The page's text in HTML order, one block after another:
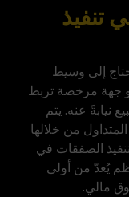
تنفيذ
إلى وسيط
جهة مرخصة تربط
نيابةً عنه. يتم
من خلالها
الصفقات في
يُعدّ من أولى
مالي.